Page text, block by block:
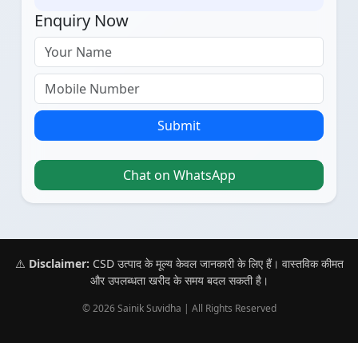
Enquiry Now
Submit
Chat on WhatsApp
⚠️ Disclaimer: CSD उत्पाद के मूल्य केवल जानकारी के लिए हैं। वास्तविक कीमत
और उपलब्धता खरीद के समय बदल सकती है।
© 2026 Sainik Suvidha | All Rights Reserved